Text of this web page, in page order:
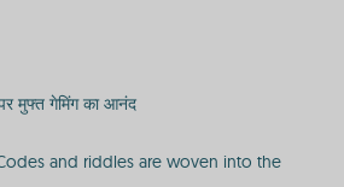
मुफ्त गेमिंग का आनंद
and riddles are woven into the